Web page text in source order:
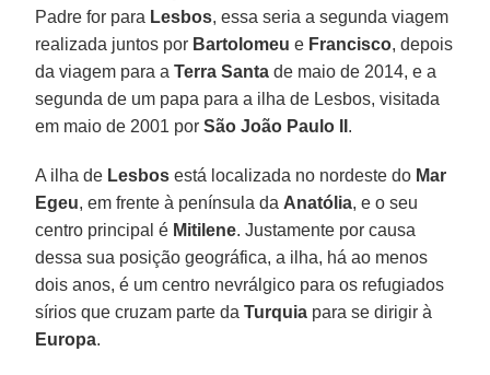
Padre for para Lesbos, essa seria a segunda viagem
realizada juntos por Bartolomeu e Francisco, depois
da viagem para aTerra Santa de maio de 2014, e a
segunda de um papa para a ilha de Lesbos, visitada
em maio de 2001 porSão João Paulo II .
A ilha de Lesbos está localizada no nordeste do Mar
Egeu, em frente à península da Anatólia, e o seu
centro principal é Mitilene. Justamente por causa
dessa sua posição geográfica, a ilha, há ao menos
dois anos, é um centro nevrálgico para os refugiados
sírios que cruzam parte daTurquia para se dirigir à
Europa.